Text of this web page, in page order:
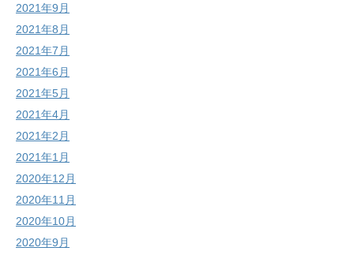
2021年9月
2021年8月
2021年7月
2021年6月
2021年5月
2021年4月
2021年2月
2021年1月
2020年12月
2020年11月
2020年10月
2020年9月